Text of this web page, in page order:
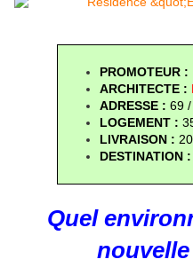
PROMOTEUR :
ARCHITECTE :
ADRESSE : 69
LOGEMENT :
LIVRAISON :
DESTINATION :
Quel